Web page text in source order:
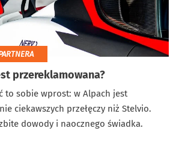
przereklamowana?
to sobie wprost: w Alpach jest
ciekawszych przełęczy niż Stelvio.
dowody i naocznego świadka.